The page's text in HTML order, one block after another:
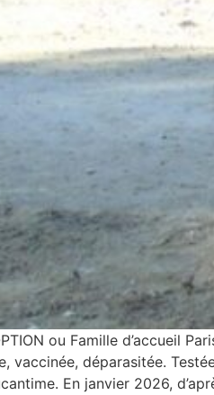
ou Famille d’accueil
vaccinée, déparasitée.
En janvier 2026,